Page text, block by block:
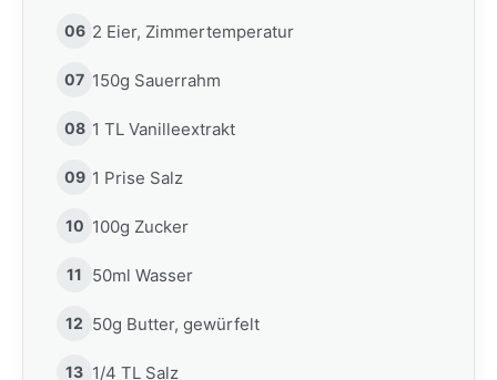
06 2 Eier, Zimmertemperatur
07 150g Sauerrahm
08 1 TL Vanilleextrakt
09 1 Prise Salz
10 100g Zucker
11 50ml Wasser
12 50g Butter, gewürfelt
13 1/4 TL Salz